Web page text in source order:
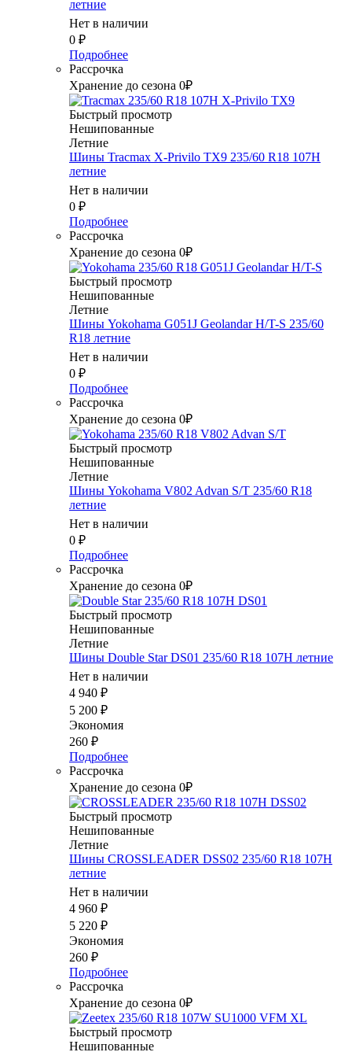
летние
Нет в наличии
0 ₽
Подробнее
Рассрочка
Хранение до сезона 0₽
Быстрый просмотр
Нешипованные
Летние
Шины Tracmax X-Privilo TX9 235/60 R18 107H
летние
Нет в наличии
0 ₽
Подробнее
Рассрочка
Хранение до сезона 0₽
Быстрый просмотр
Нешипованные
Летние
Шины Yokohama G051J Geolandar H/T-S 235/60
R18 летние
Нет в наличии
0 ₽
Подробнее
Рассрочка
Хранение до сезона 0₽
Быстрый просмотр
Нешипованные
Летние
Шины Yokohama V802 Advan S/T 235/60 R18
летние
Нет в наличии
0 ₽
Подробнее
Рассрочка
Хранение до сезона 0₽
Быстрый просмотр
Нешипованные
Летние
Шины Double Star DS01 235/60 R18 107H летние
Нет в наличии
4 940 ₽
5 200 ₽
Экономия
260 ₽
Подробнее
Рассрочка
Хранение до сезона 0₽
Быстрый просмотр
Нешипованные
Летние
Шины CROSSLEADER DSS02 235/60 R18 107H
летние
Нет в наличии
4 960 ₽
5 220 ₽
Экономия
260 ₽
Подробнее
Рассрочка
Хранение до сезона 0₽
Быстрый просмотр
Нешипованные